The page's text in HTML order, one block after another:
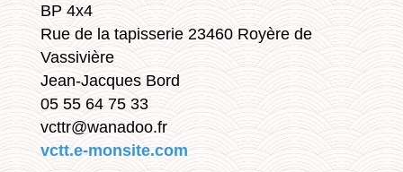
BP 4x4
Rue de la tapisserie 23460 Royère de
Vassivière
Jean-Jacques Bord
05 55 64 75 33
vcttr@wanadoo.fr
vctt.e-monsite.com